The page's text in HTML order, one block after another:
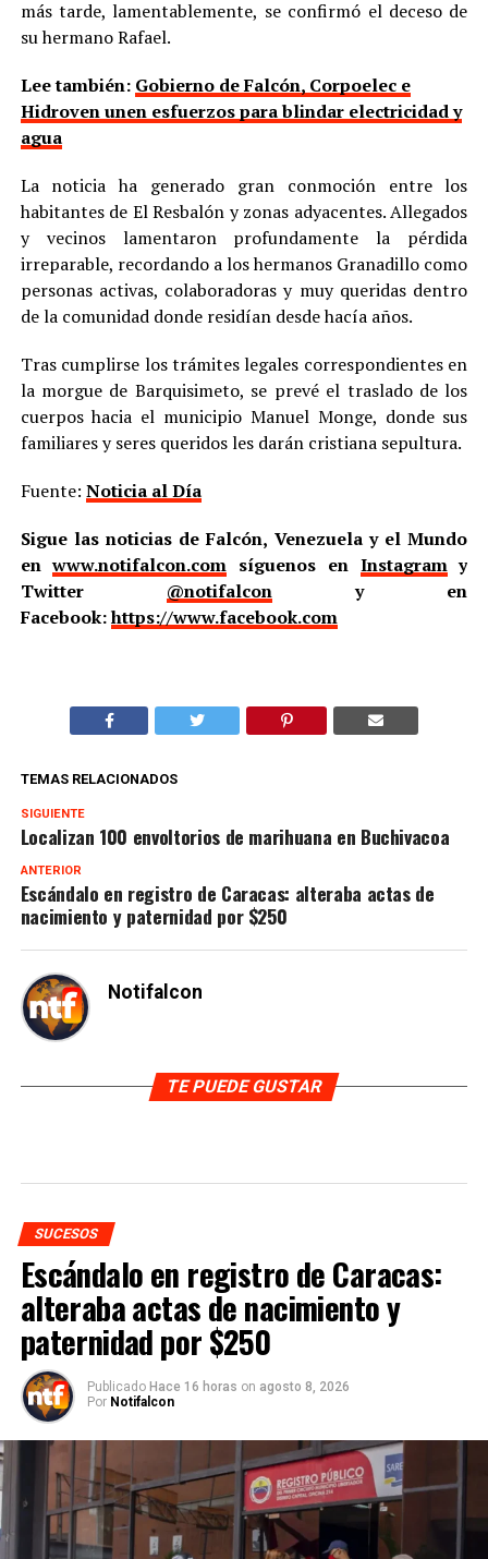
más tarde, lamentablemente, se confirmó el deceso de
su hermano Rafael.
Lee también: Gobierno de Falcón, Corpoelec e
Hidroven unen esfuerzos para blindar electricidad y
agua
La noticia ha generado gran conmoción entre los
habitantes de El Resbalón y zonas adyacentes. Allegados
y vecinos lamentaron profundamente la pérdida
irreparable, recordando a los hermanos Granadillo como
personas activas, colaboradoras y muy queridas dentro
de la comunidad donde residían desde hacía años.
Tras cumplirse los trámites legales correspondientes en
la morgue de Barquisimeto, se prevé el traslado de los
cuerpos hacia el municipio Manuel Monge, donde sus
familiares y seres queridos les darán cristiana sepultura.
Fuente: Noticia al Día
Sigue las noticias de Falcón, Venezuela y el Mundo
enwww.notifalcon.com síguenos en Instagramy
Twitter @notifalcony en
Facebook:https://www.facebook.com
TEMAS RELACIONADOS
SIGUIENTE
Localizan 100 envoltorios de marihuana en Buchivacoa
ANTERIOR
Escándalo en registro de Caracas: alteraba actas de
nacimiento y paternidad por $250
Notifalcon
TE PUEDE GUSTAR
SUCESOS
Escándalo en registro de Caracas:
alteraba actas de nacimiento y
paternidad por $250
Publicado Hace 16 horas on agosto 8, 2026
Por Notifalcon